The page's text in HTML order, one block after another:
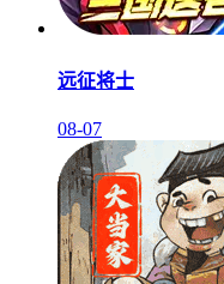
远征将士
08-07